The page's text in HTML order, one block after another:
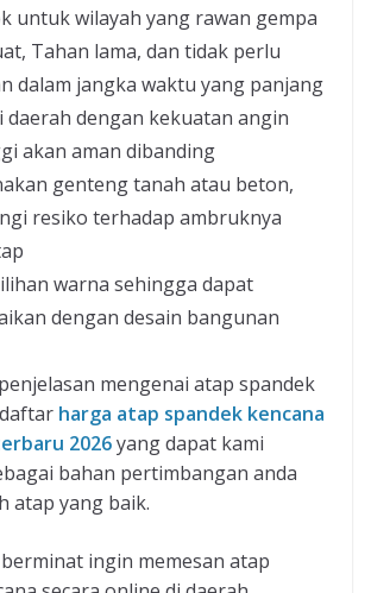
untuk wilayah yang rawan gempa
Tahan lama, dan tidak perlu
dalam jangka waktu yang panjang
daerah dengan kekuatan angin
akan aman dibanding
genteng tanah atau beton,
resiko terhadap ambruknya
warna sehingga dapat
dengan desain bangunan
mengenai atap spandek
harga atap spandek kencana
2026yang dapat kami
bahan pertimbangan anda
atap yang baik.
ingin memesan atap